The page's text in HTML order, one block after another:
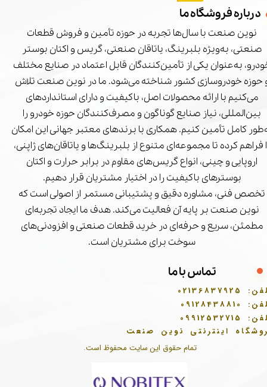
تمام حقوق این سایت محفوظ است.
درباره فروشگاه ما
نوین صنعت با سال‌ها تجربه در حوزه تأمین و فروش قطعات
صنعتی، به‌ویژه بلبرینگ، یاتاقان صنعتی، گریس و اکتان بوستر
به‌عنوان یکی از تأمین‌کنندگان قابل اعتماد در صنایع مختلف
حوزه خودروسازی کشور شناخته می‌شود. ما در نوین صنعت تلاش
می‌کنیم با ارائه محصولات اصل، باکیفیت و دارای استانداردهای
بین‌المللی، نیاز صنایع گوناگون و مصرف‌کنندگان حوزه خودرو را
کامل تأمین کنیم. همکاری با برندهای معتبر جهانی این امکان
فراهم کرده تا مجموعه‌ای متنوع از بلبرینگ‌ها و یاتاقان‌های ژاپنی،
اروپایی و چینی، انواع گریس‌های مقاوم در برابر حرارت و اکتان
بوسترهای باکیفیت را در اختیار مشتریان قرار دهیم.
تخصص فنی، مشاوره دقیق و پشتیبانی مستمر از اصولی است که
نوین صنعت بر پایه آن فعالیت می‌کند. هدف ما ایجاد تجربه‌ای
مطمئن، سریع و حرفه‌ای در خرید قطعات صنعتی و افزودنی‌های
سوخت برای مشتریان است.
تماس با ما
02136837925
09128438810
09912532715
اینترنتی نوین صنعت